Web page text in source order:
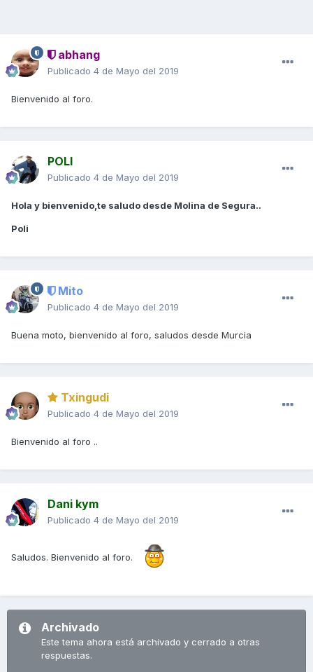
abhang
Publicado 4 de Mayo del 2019
Bienvenido al foro.
POLI
Publicado 4 de Mayo del 2019
Hola y bienvenido,te saludo desde Molina de Segura..
Poli
Mito
Publicado 4 de Mayo del 2019
Buena moto, bienvenido al foro, saludos desde Murcia
Txingudi
Publicado 4 de Mayo del 2019
Bienvenido al foro ..
Dani kym
Publicado 4 de Mayo del 2019
Saludos. Bienvenido al foro.
Archivado
Este tema ahora está archivado y cerrado a otras
respuestas.